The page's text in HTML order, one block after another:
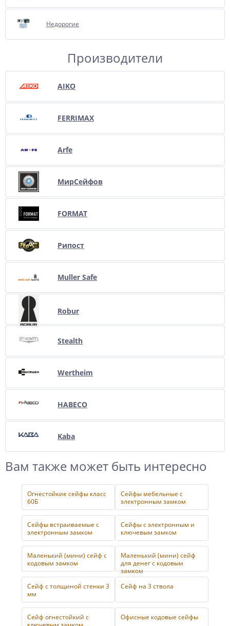
Недорогие
Производители
AIKO
FERRIMAX
Arfe
МирСейфов
FORMAT
Рипост
Muller Safe
Robur
Stealth
Wertheim
HABECO
Kaba
Вам также может быть интересно
Огнестойкие сейфы класс
60Б
Сейфы мебельные с
электронным замком
Сейфы встраиваемые с
электронным замком
Сейфы с электронным и
ключевым замком
Маленький (мини) сейф с
кодовым замком
Маленький (мини) сейф
для денег с кодовым
замком
Сейф с толщиной стенки 3
мм
Сейф на 3 ствола
Сейф огнестойкий с
Офисные кодовые сейфы